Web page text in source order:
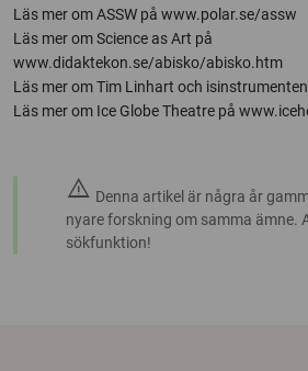
Läs mer om ASSW på www.polar.se/assw
Läs mer om Science as Art på
www.didaktekon.se/abisko/abisko.htm
Läs mer om Tim Linhart och
Läs mer om Ice Globe Theatre på
warning Denna artikel är några år
nyare forskning om samma ämne.
sökfunktion!